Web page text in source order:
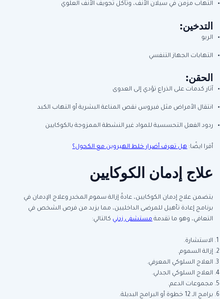
التهاب مزمن في سيلان الأنف، وتآكل تجويف الأنف العلوي
التدخين:
الربو
التهابات الجهاز التنفسي
الحقن:
آثار كدمات على الذراع تؤدي إلى العدوى
انتقال الأمراض مثل فيروس نقص المناعة البشرية أو التهاب الكبد
ردود الفعل التحسسية للمواد غير النشطة الممزوجة بالكوكايين
أقرا ايضًا:هل تعرف أضرار خلط الهيروين مع الكحول؟
علاج إدمان الكوكايين
يتضمن علاج إدمان الكوكايين، عادةً إزالة سموم المخدر وعلاج الإدمان في
برنامج إعادة تأهيل للمرضى الداخليين، مما يزيد من فرص الشخص في
التعافي، وهو ما تقدمة مستشفى زدني كالتالي:
الاستشارة.
إزالة السموم.
العلاج السلوكي المعرفي.
العلاج السلوكي الجدلي.
مجموعات الدعم.
برامج الـ 12 خطوة أو البرامج البديلة.